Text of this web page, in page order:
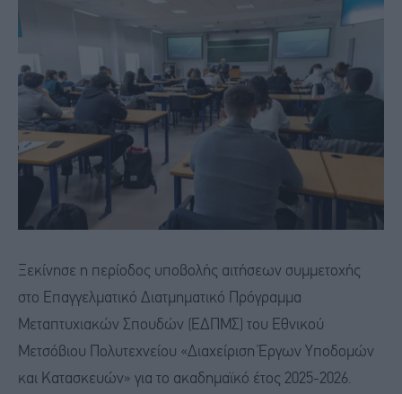
Ξεκίνησε η περίοδος υποβολής αιτήσεων συμμετοχής
στο Επαγγελματικό Διατμηματικό Πρόγραμμα
Μεταπτυχιακών Σπουδών (ΕΔΠΜΣ) του Εθνικού
Μετσόβιου Πολυτεχνείου «Διαχείριση Έργων Υποδομών
και Κατασκευών» για το ακαδημαϊκό έτος 2025-2026.